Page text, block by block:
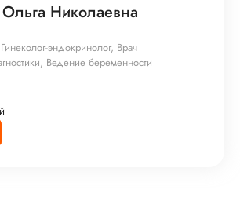
Николаевна
эндокринолог, Врач
Ведение беременности